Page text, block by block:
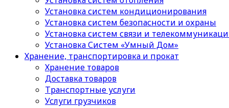
Установка систем кондиционирования
Установка систем безопасности и охраны
Установка систем связи и
Установка Систем «Умный Дом»
Хранение, транспортировка и прокат
Хранение товаров
Доставка товаров
Транспортные услуги
Услуги грузчиков